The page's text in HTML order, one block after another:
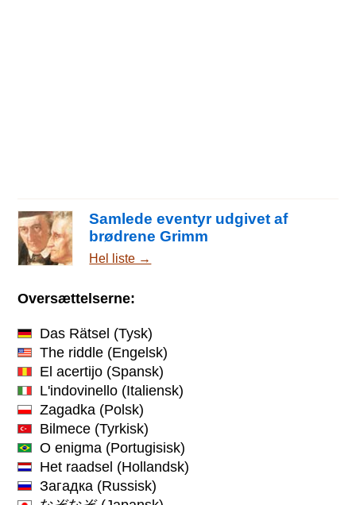
Samlede eventyr udgivet af
brødrene Grimm
Hel liste →
Oversættelserne:
Das Rätsel (Tysk)
The riddle (Engelsk)
El acertijo (Spansk)
L'indovinello (Italiensk)
Zagadka (Polsk)
Bilmece (Tyrkisk)
O enigma (Portugisisk)
Het raadsel (Hollandsk)
Загадка (Russisk)